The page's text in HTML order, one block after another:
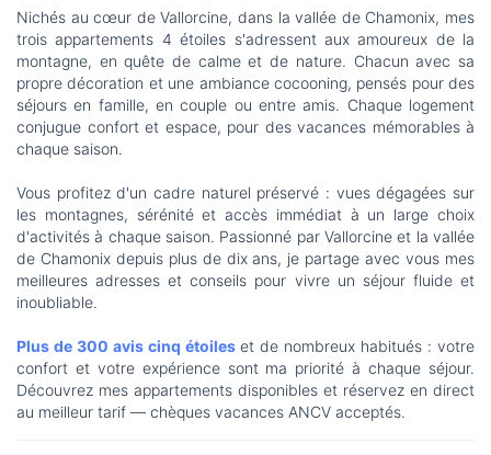
Nichés au cœur de Vallorcine, dans la vallée de Chamonix, mes
trois appartements 4 étoiles s'adressent aux amoureux de la
montagne, en quête de calme et de nature. Chacun avec sa
propre décoration et une ambiance cocooning, pensés pour des
séjours en famille, en couple ou entre amis. Chaque logement
conjugue confort et espace, pour des vacances mémorables à
chaque saison.
Vous profitez d'un cadre naturel préservé : vues dégagées sur
les montagnes, sérénité et accès immédiat à un large choix
d'activités à chaque saison. Passionné par Vallorcine et la vallée
de Chamonix depuis plus de dix ans, je partage avec vous mes
meilleures adresses et conseils pour vivre un séjour fluide et
inoubliable.
Plus de 300 avis cinq étoileset de nombreux habitués : votre
confort et votre expérience sont ma priorité à chaque séjour.
Découvrez mes appartements disponibles et réservez en direct
au meilleur tarif — chèques vacances ANCV acceptés.